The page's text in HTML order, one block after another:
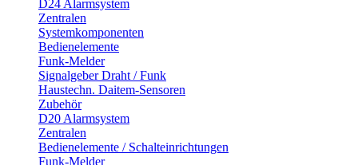
D24 Alarmsystem
Zentralen
Systemkomponenten
Bedienelemente
Funk-Melder
Signalgeber Draht / Funk
Haustechn. Daitem-Sensoren
Zubehör
D20 Alarmsystem
Zentralen
Bedienelemente / Schalteinrichtungen
Funk-Melder